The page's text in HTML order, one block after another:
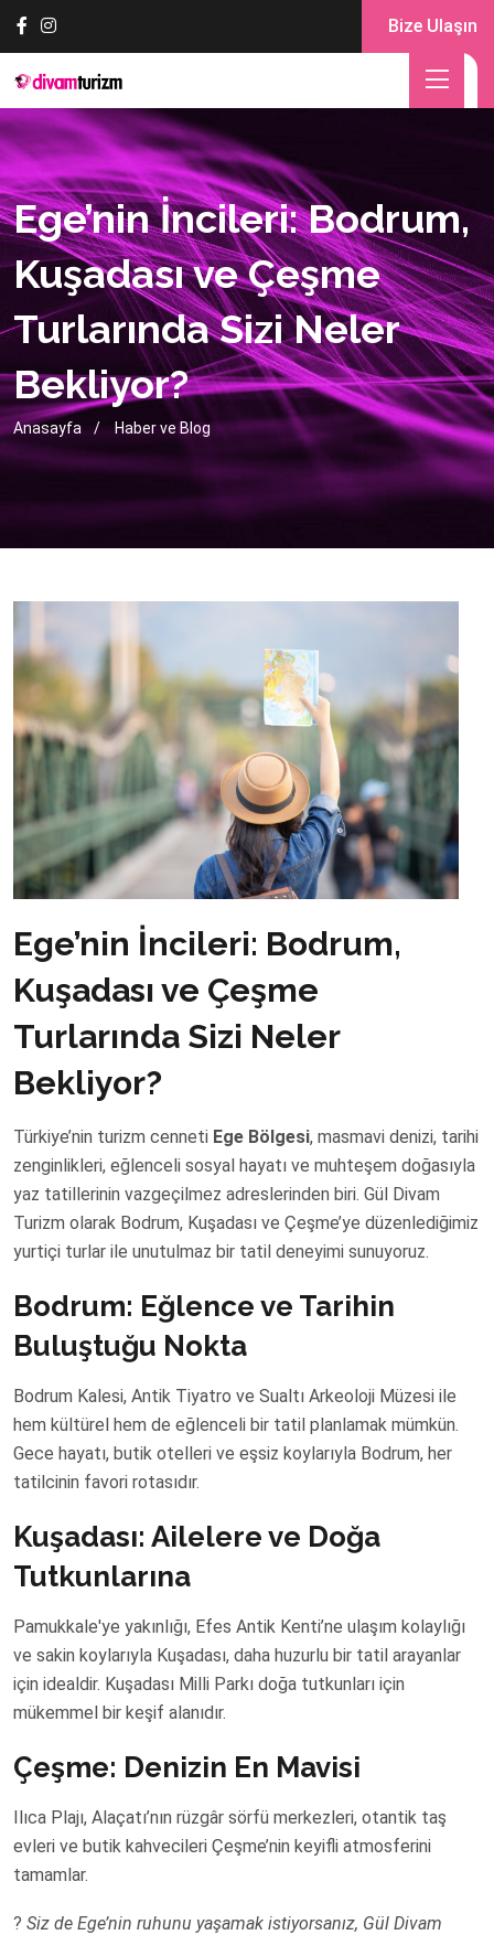
Bize Ulaşın
Ege’nin İncileri: Bodrum,
Kuşadası ve Çeşme
Turlarında Sizi Neler
Bekliyor?
Anasayfa Haber ve Blog
Ege’nin İncileri: Bodrum,
Kuşadası ve Çeşme
Turlarında Sizi Neler
Bekliyor?
Türkiye’nin turizm cenneti Ege Bölgesi, masmavi denizi, tarihi
zenginlikleri, eğlenceli sosyal hayatı ve muhteşem doğasıyla
yaz tatillerinin vazgeçilmez adreslerinden biri. Gül Divam
Turizm olarak Bodrum, Kuşadası ve Çeşme’ye düzenlediğimiz
yurtiçi turlar ile unutulmaz bir tatil deneyimi sunuyoruz.
Bodrum: Eğlence ve Tarihin
Buluştuğu Nokta
Bodrum Kalesi, Antik Tiyatro ve Sualtı Arkeoloji Müzesi ile
hem kültürel hem de eğlenceli bir tatil planlamak mümkün.
Gece hayatı, butik otelleri ve eşsiz koylarıyla Bodrum, her
tatilcinin favori rotasıdır.
Kuşadası: Ailelere ve Doğa
Tutkunlarına
Pamukkale'ye yakınlığı, Efes Antik Kenti’ne ulaşım kolaylığı
ve sakin koylarıyla Kuşadası, daha huzurlu bir tatil arayanlar
için idealdir. Kuşadası Milli Parkı doğa tutkunları için
mükemmel bir keşif alanıdır.
Çeşme: Denizin En Mavisi
Ilıca Plajı, Alaçatı’nın rüzgâr sörfü merkezleri, otantik taş
evleri ve butik kahvecileri Çeşme’nin keyifli atmosferini
tamamlar.
? Siz de Ege’nin ruhunu yaşamak istiyorsanız, Gül Divam